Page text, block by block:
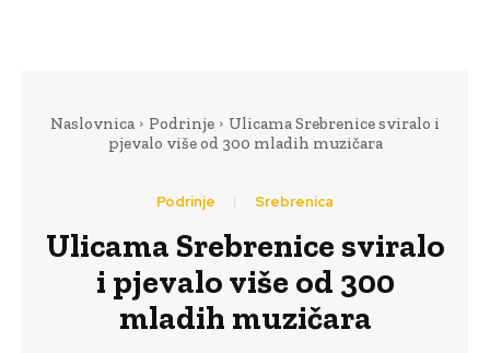
Naslovnica Podrinje
Ulicama Srebrenice sviralo i
pjevalo više od 300 mladih muzičara
Podrinje Srebrenica
Ulicama Srebrenice sviralo
i pjevalo više od 300
mladih muzičara